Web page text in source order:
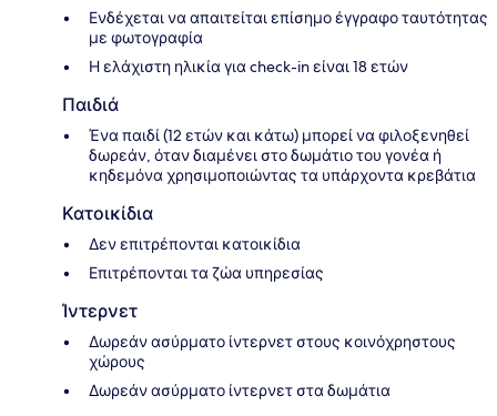
Ενδέχεται να απαιτείται επίσημο έγγραφο ταυτότητας
με φωτογραφία
Η ελάχιστη ηλικία για check-in είναι 18 ετών
Παιδιά
Ένα παιδί (12 ετών και κάτω) μπορεί να φιλοξενηθεί
δωρεάν, όταν διαμένει στο δωμάτιο του γονέα ή
κηδεμόνα χρησιμοποιώντας τα υπάρχοντα κρεβάτια
Κατοικίδια
Δεν επιτρέπονται κατοικίδια
Επιτρέπονται τα ζώα υπηρεσίας
Ίντερνετ
Δωρεάν ασύρματο ίντερνετ στους κοινόχρηστους
χώρους
Δωρεάν ασύρματο ίντερνετ στα δωμάτια